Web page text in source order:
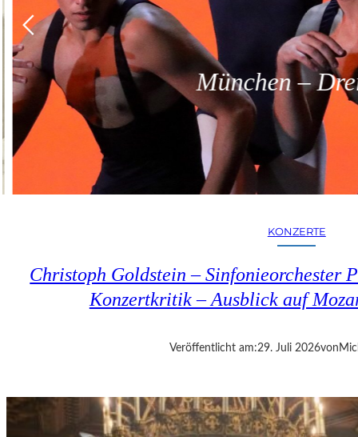
München –
KONZERTE
Christoph Goldstein – Sinfonieorchester
Konzertkritik – Ausblick auf
Veröffentlicht am:29. Juli 2026von